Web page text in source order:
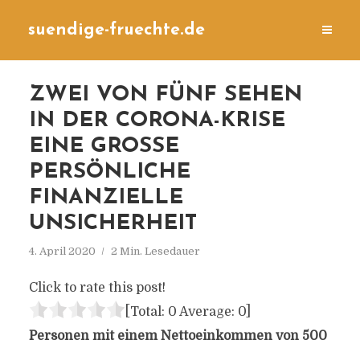
suendige-fruechte.de
ZWEI VON FÜNF SEHEN
IN DER CORONA-KRISE
EINE GROSSE P
ERSÖNLICHE F
INANZIELLE U
NSICHERHEIT
4. April 2020 2 Min. Lesedauer
Click to rate this post!
[Total: 0 Average: 0]
Personen mit einem Nettoeinkommen von 500